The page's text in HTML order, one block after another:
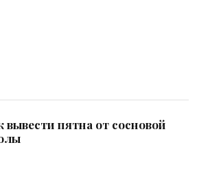
вывести пятна от сосновой